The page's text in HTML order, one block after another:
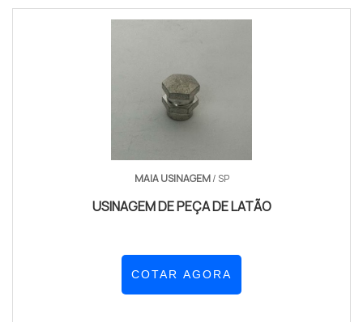
MAIA USINAGEM/ SP
USINAGEM DE PEÇA DE LATÃO
COTAR AGORA